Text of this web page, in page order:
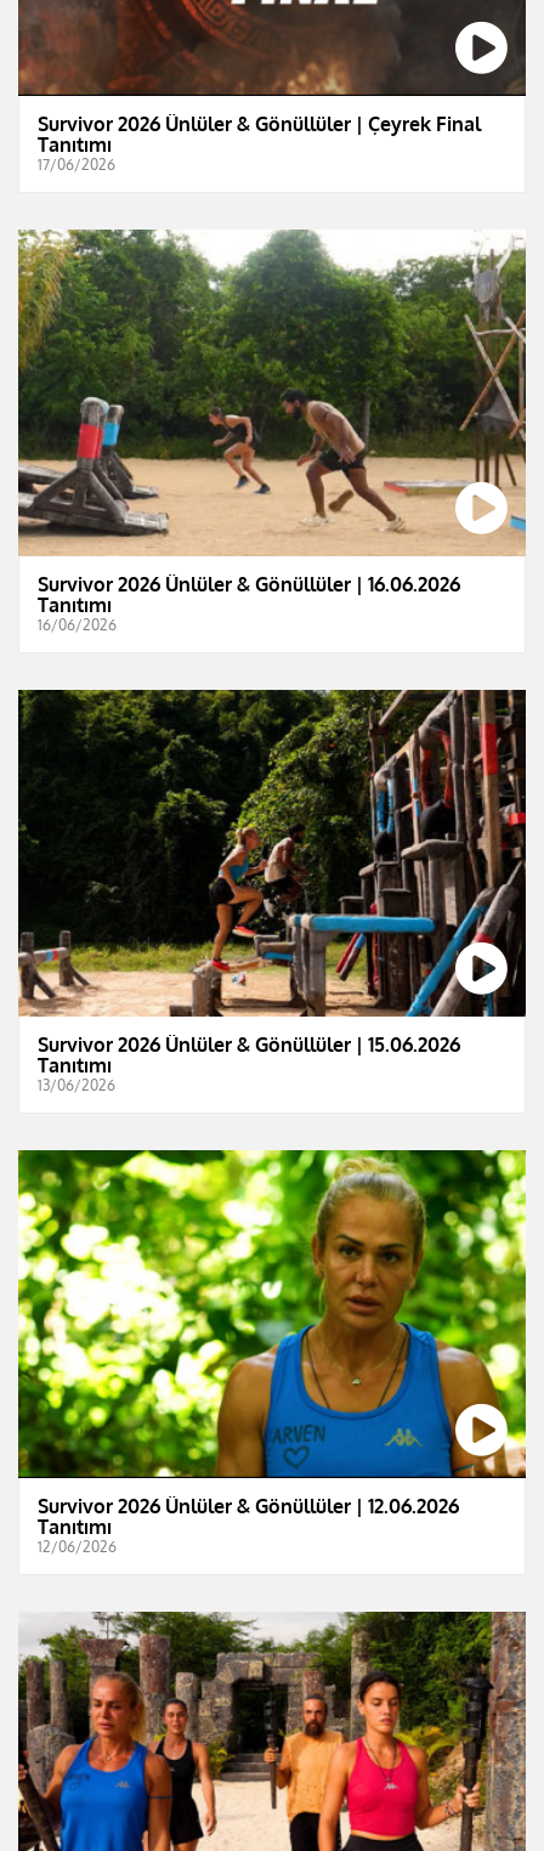
Survivor 2026 Ünlüler & Gönüllüler | Çeyrek Final
Tanıtımı
17/06/2026
Survivor 2026 Ünlüler & Gönüllüler | 16.06.2026
Tanıtımı
16/06/2026
Survivor 2026 Ünlüler & Gönüllüler | 15.06.2026
Tanıtımı
13/06/2026
Survivor 2026 Ünlüler & Gönüllüler | 12.06.2026
Tanıtımı
12/06/2026